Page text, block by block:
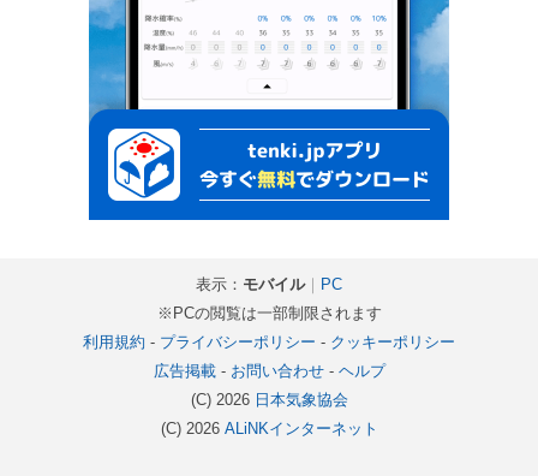
表示： モバイル｜ PC
※PCの閲覧は一部制限されます
利用規約 - プライバシーポリシー - クッキーポリシー
広告掲載- お問い合わせ- ヘルプ
(C) 2026 日本気象協会
(C) 2026 ALiNKインターネット